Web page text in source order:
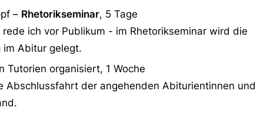
– Rhetorikseminar, 5 Tage
ich vor Publikum - im Rhetorikseminar wird die
im Abitur gelegt.
Tutorien organisiert, 1 Woche
Abschlussfahrt der angehenden Abiturientinnen und